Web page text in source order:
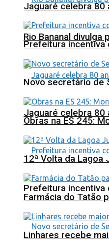
Rio Bananal
Jaguaré celebra 80
Prefeitura incentiva
Jaguaré celebra 80
Prefeitura incentiva
Novo secretário de
Obras na ES 245:
12ª Volta da
Farmácia do Tatão
Linhares recebe